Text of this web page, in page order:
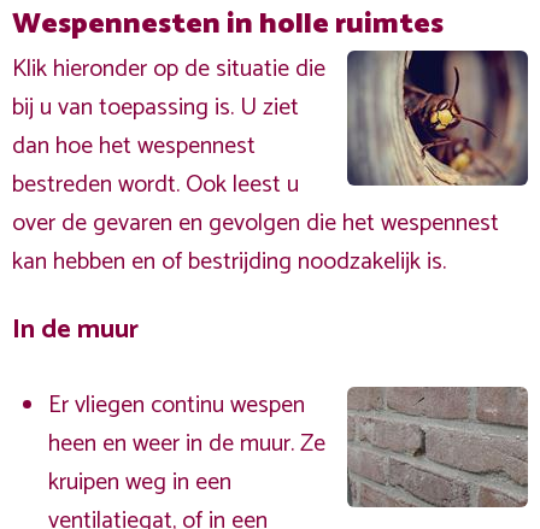
Wespennesten in holle ruimtes
Klik hieronder op de situatie die
bij u van toepassing is. U ziet
dan hoe het wespennest
bestreden wordt. Ook leest u
over de gevaren en gevolgen die het wespennest
kan hebben en of bestrijding noodzakelijk is.
In de muur
Er vliegen continu wespen
heen en weer in de muur. Ze
kruipen weg in een